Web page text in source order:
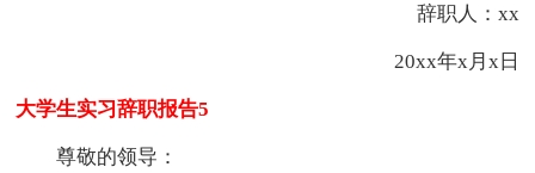
辞职人：xx
20xx年x月x日
大学生实习辞职报告5
尊敬的领导：